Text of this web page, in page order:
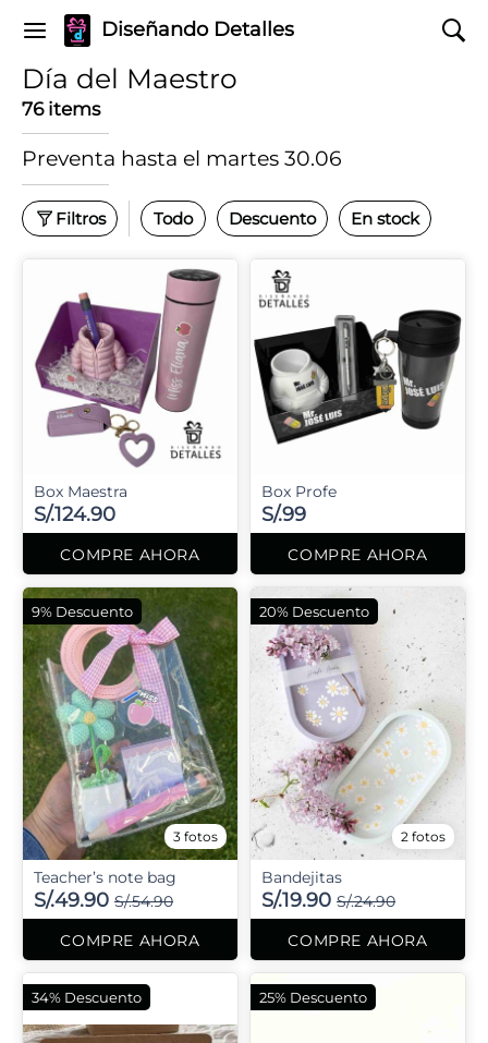
Diseñando Detalles
Día del Maestro
76 items
Preventa hasta el martes 30.06
Filtros Todo Descuento En stock
Box Maestra
S/.124.90
COMPRE AHORA
Box Profe
S/.99
COMPRE AHORA
3 fotos
Teacher’s note bag
S/.49.90 S/.54.90
COMPRE AHORA
9% Descuento
2 fotos
Bandejitas
S/.19.90 S/.24.90
COMPRE AHORA
20% Descuento
34% Descuento 25% Descuento